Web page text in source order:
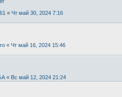
« Чт май 30, 2024 7:16
« Чт май 16, 2024 15:46
« Вс май 12, 2024 21:24